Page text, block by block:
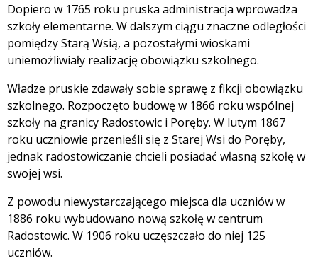
Dopiero w 1765 roku pruska administracja wprowadza
szkoły elementarne. W dalszym ciągu znaczne odległości
pomiędzy Starą Wsią, a pozostałymi wioskami
uniemożliwiały realizację obowiązku szkolnego.
Władze pruskie zdawały sobie sprawę z fikcji obowiązku
szkolnego. Rozpoczęto budowę w 1866 roku wspólnej
szkoły na granicy Radostowic i Poręby. W lutym 1867
roku uczniowie przenieśli się z Starej Wsi do Poręby,
jednak radostowiczanie chcieli posiadać własną szkołę w
swojej wsi.
Z powodu niewystarczającego miejsca dla uczniów w
1886 roku wybudowano nową szkołę w centrum
Radostowic. W 1906 roku uczęszczało do niej 125
uczniów.